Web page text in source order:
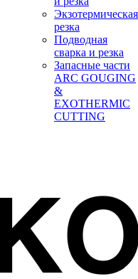
Экзотермическая
резка
Подводная
сварка и резка
Запасные части
ARC GOUGING
&
EXOTHERMIC
CUTTING